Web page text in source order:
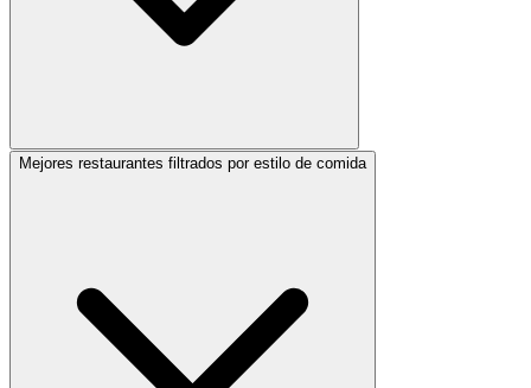
Mejores restaurantes filtrados por estilo de comida